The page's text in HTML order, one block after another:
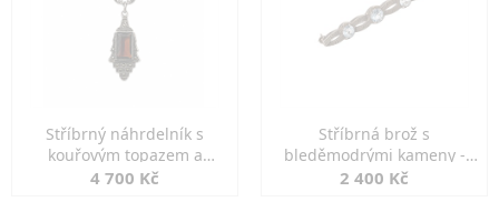
Stříbrný náhrdelník s
kouřovým topazem a
markazity
4 700 Kč
Stříbrná brož s
bleděmodrými kameny -
jemná elegance
2 400 Kč